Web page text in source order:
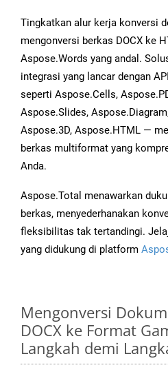
Tingkatkan alur kerja konversi
mengonversi berkas DOCX ke
Aspose.Words yang andal.
integrasi yang lancar dengan
seperti Aspose.Cells,
Aspose.Slides,
Aspose.3D, Aspose.HTML —
berkas multiformat yang
Anda.
Aspose.Total menawarkan
berkas, menyederhanakan
fleksibilitas tak tertandingi.
yang didukung di platform
Mengonversi
DOCX ke Format
Langkah demi